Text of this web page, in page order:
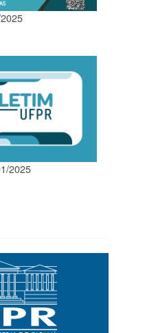
2025